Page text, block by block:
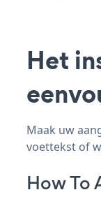
Het
Maak uw
voettekst of
How To